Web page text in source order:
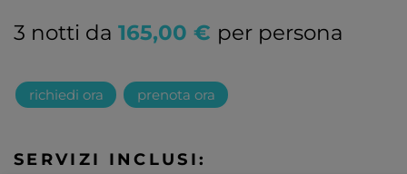
3 notti da 165,00 € per persona
richiedi ora prenota ora
SERVIZI INCLUSI: